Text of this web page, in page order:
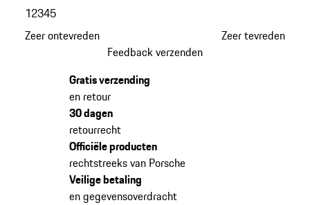
Zeer ontevreden
12345
Zeer tevreden
Feedback verzenden
Gratis verzending
en retour
30 dagen
retourrecht
Officiële producten
rechtstreeks van Porsche
Veilige betaling
en gegevensoverdracht